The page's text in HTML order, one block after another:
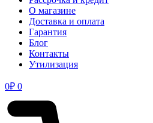
О магазине
Доставка и оплата
Гарантия
Блог
Контакты
Утилизация
0₽ 0